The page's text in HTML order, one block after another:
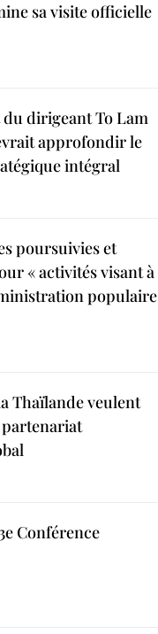
sa visite officielle
dirigeant To Lam
approfondir le
intégral
poursuivies et
« activités visant à
populaire
Thaïlande veulent
Conférence